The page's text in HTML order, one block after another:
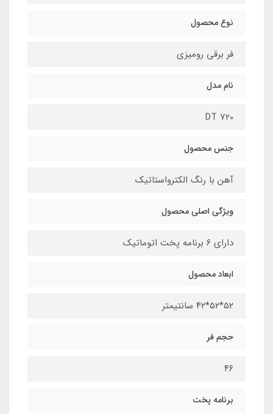
نوع محصول
فر برقی رومیزی
نام مدل
DT 720
جنس محصول
آهن با رنگ الکترواستاتیک
ویژگی اصلی محصول
دارای ۶ برنامه پخت اتوماتیک
ابعاد محصول
۵۲*۵۲*۴۲ سانتیمتر
حجم فر
۴۶
برنامه پخت